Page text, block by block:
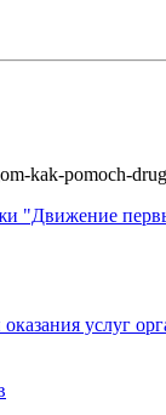
kak-pomoch-
"Движение
услуг